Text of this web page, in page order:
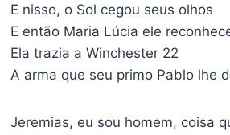
E nisso, o Sol cegou seus olhos
E então Maria Lúcia ele
Ela trazia a Winchester 22
A arma que seu primo Pablo lhe
Jeremias, eu sou homem, coisa